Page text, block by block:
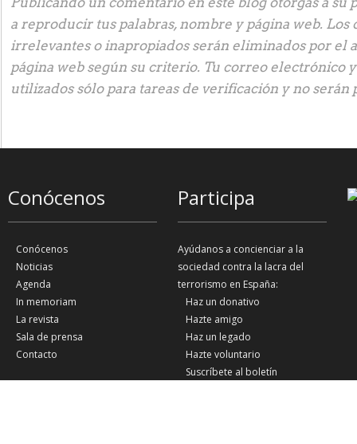
a reproducir tus palabras, nombre y página web. Los
irrelevantes o inapropiados serán eliminados por el
página web según su criterio. Tu correo electrónico
utilizados sólo para tareas de verificación y no serán
Conócenos
Conócenos
Noticias
Agenda
In memoriam
La revista
Sala de prensa
Contacto
Participa
Ayúdanos a concienciar a la
sociedad contra la lacra del
terrorismo en España:
Haz un donativo
Hazte amigo
Haz un legado
Hazte voluntario
Suscríbete al boletín